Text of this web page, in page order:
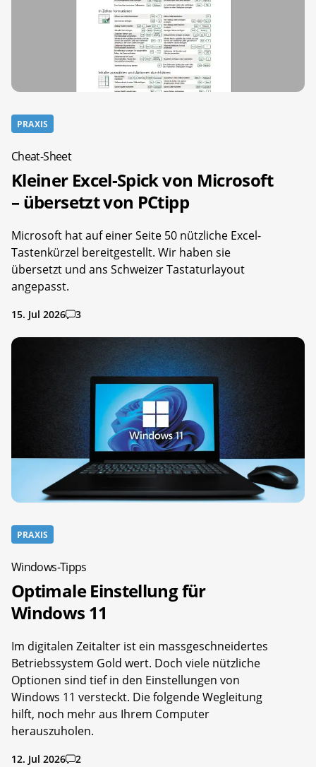
PRAXIS
Cheat-Sheet
Kleiner Excel-Spick von Microsoft
– übersetzt von PCtipp
Microsoft hat auf einer Seite 50 nützliche Excel-
Tastenkürzel bereitgestellt. Wir haben sie
übersetzt und ans Schweizer Tastaturlayout
angepasst.
15. Jul 2026 3
PRAXIS
Windows-Tipps
Optimale Einstellung für
Windows 11
Im digitalen Zeitalter ist ein massgeschneidertes
Betriebssystem Gold wert. Doch viele nützliche
Optionen sind tief in den Einstellungen von
Windows 11 versteckt. Die folgende Wegleitung
hilft, noch mehr aus Ihrem Computer
herauszuholen.
12. Jul 2026 2